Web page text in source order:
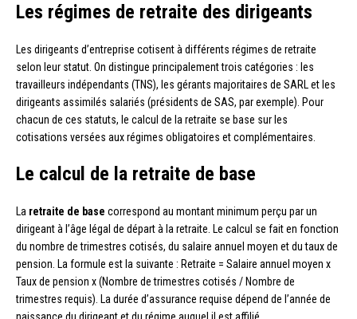
Les régimes de retraite des dirigeants
Les dirigeants d’entreprise cotisent à différents régimes de retraite
selon leur statut. On distingue principalement trois catégories : les
travailleurs indépendants (TNS), les gérants majoritaires de SARL et les
dirigeants assimilés salariés (présidents de SAS, par exemple). Pour
chacun de ces statuts, le calcul de la retraite se base sur les
cotisations versées aux régimes obligatoires et complémentaires.
Le calcul de la retraite de base
La retraite de base correspond au montant minimum perçu par un
dirigeant à l’âge légal de départ à la retraite. Le calcul se fait en fonction
du nombre de trimestres cotisés, du salaire annuel moyen et du taux de
pension. La formule est la suivante : Retraite = Salaire annuel moyen x
Taux de pension x (Nombre de trimestres cotisés / Nombre de
trimestres requis). La durée d’assurance requise dépend de l’année de